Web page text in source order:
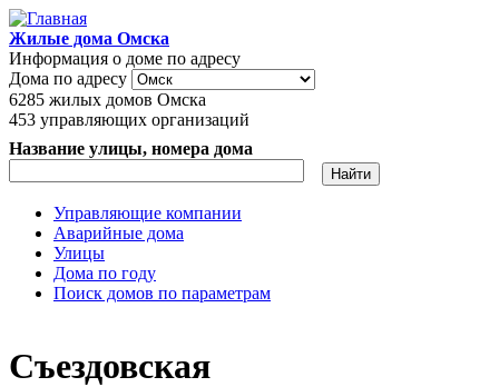
Перейти к основному содержанию
Жилые дома Омска
Информация о доме по адресу
Дома по адресу
6285 жилых домов Омска
453 управляющих организаций
Название улицы, номера дома
Главное меню
Управляющие компании
Аварийные дома
Улицы
Дома по году
Поиск домов по параметрам
Съездовская